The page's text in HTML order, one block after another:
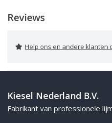
Reviews
Help ons en andere klanten
Kiesel Nederland B.V.
Fabrikant van professionele